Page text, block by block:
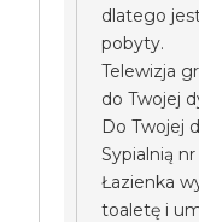
dlatego
pobyty.
Telewizja
do Twojej
Do Twojej
Sypialnią nr
Łazienka
toaletę i